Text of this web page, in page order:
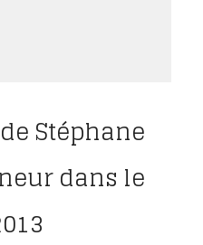
Stéphane
dans le